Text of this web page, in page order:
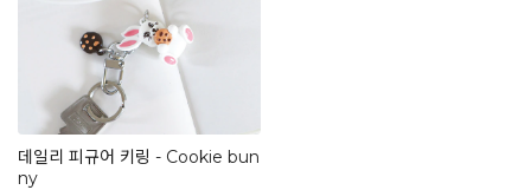
데일리 피규어 키링 - Cookie bun
ny